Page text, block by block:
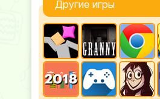
Другие игры